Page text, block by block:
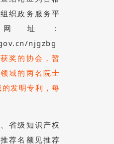
织政务服务平
址：
njgzbg
奖的协会，暂
域的两名院士
发明专利，每
省级知识产权
荐名额见推荐